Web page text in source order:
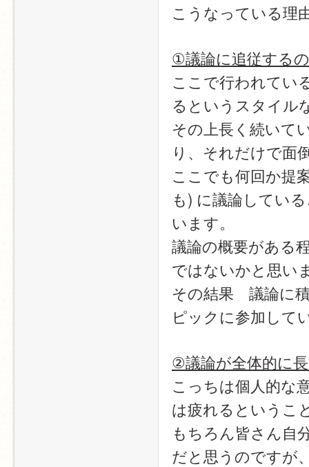
こうなっている理
①議論に追従する
ここで行われてい
るというスタイル
その上長く続いて
り、それだけで面
ここでも何回か提
も) に議論してい
います。
議論の概要がある
ではないかと思い
その結果　議論に
ピックに参加して
②議論が全体的に
こっちは個人的な
は疲れるというこ
もちろん皆さん自
だと思うのですが